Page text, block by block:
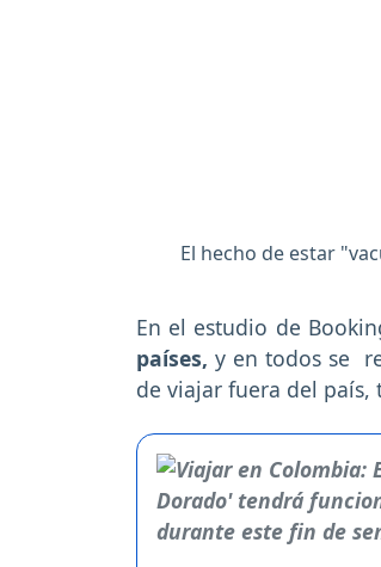
El hecho de estar
En el estudio de
países, y en todos se
de viajar fuera del país,